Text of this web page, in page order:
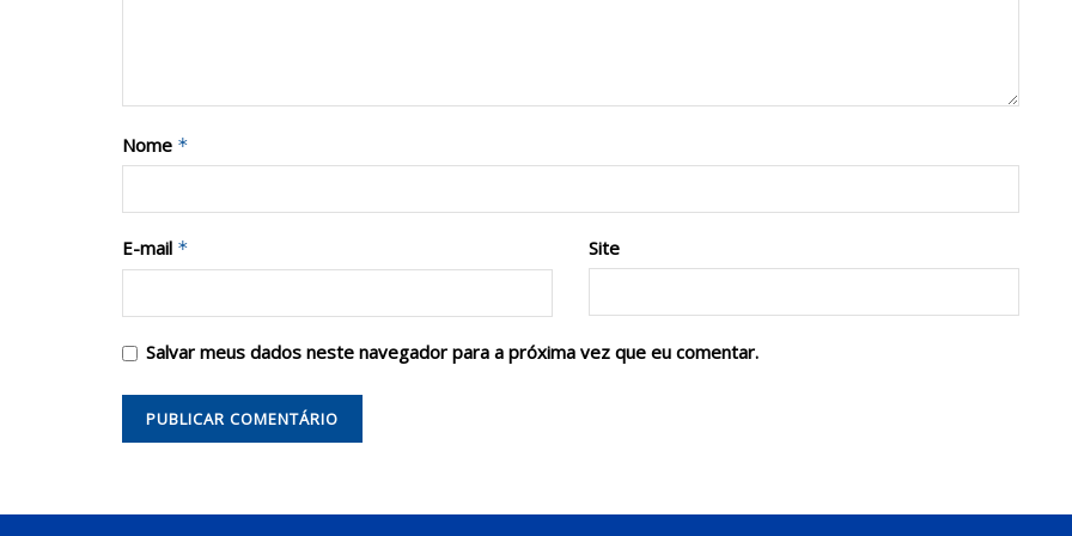
Nome *
E-mail * Site
Salvar meus dados neste navegador para a próxima vez que eu comentar.